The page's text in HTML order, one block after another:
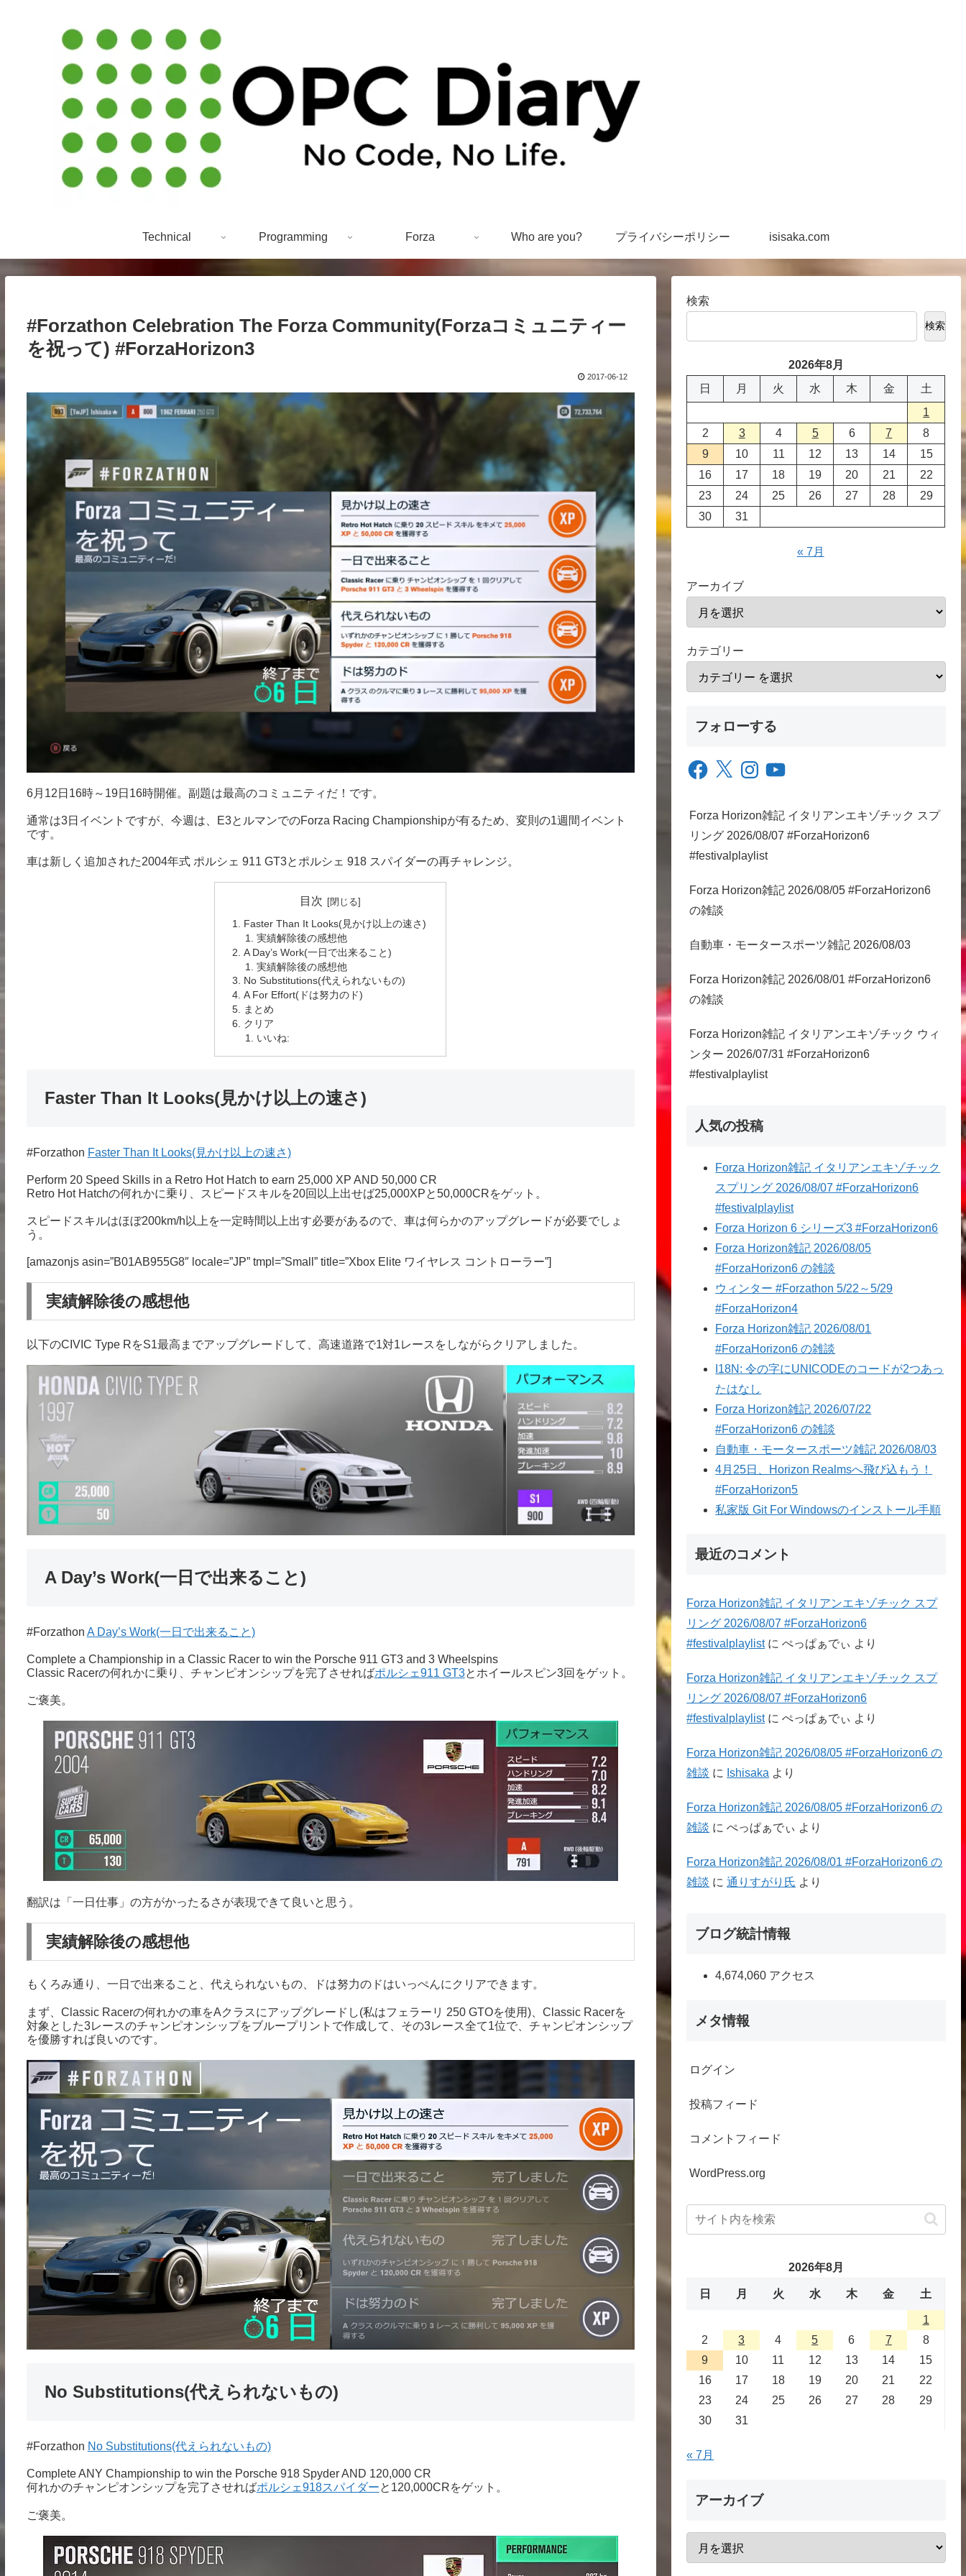
Technical Programming Forza Who are you? プライバシーポリシー isisaka.com
#Forzathon Celebration The Forza Community(Forzaコミュニティー
を祝って) #ForzaHorizon3
2017-06-12
6月12日16時～19日16時開催。副題は最高のコミュニティだ！です。
通常は3日イベントですが、今週は、E3とルマンでのForza Racing Championshipが有るため、変則の1週間イベント
です。
車は新しく追加された2004年式 ポルシェ 911 GT3とポルシェ 918 スパイダーの再チャレンジ。
目次
Faster Than It Looks(見かけ以上の速さ)
実績解除後の感想他
A Day’s Work(一日で出来ること)
実績解除後の感想他
No Substitutions(代えられないもの)
A For Effort(ドは努力のド)
まとめ
クリア
いいね:
Faster Than It Looks(見かけ以上の速さ)
#Forzathon Faster Than It Looks(見かけ以上の速さ)
Perform 20 Speed Skills in a Retro Hot Hatch to earn 25,000 XP AND 50,000 CR
Retro Hot Hatchの何れかに乗り、スピードスキルを20回以上出せば25,000XPと50,000CRをゲット。
スピードスキルはほぼ200km/h以上を一定時間以上出す必要があるので、車は何らかのアップグレードが必要でしょ
う。
[amazonjs asin=”B01AB955G8″ locale=”JP” tmpl=”Small” title=”Xbox Elite ワイヤレス コントローラー”]
実績解除後の感想他
以下のCIVIC Type RをS1最高までアップグレードして、高速道路で1対1レースをしながらクリアしました。
A Day’s Work(一日で出来ること)
#Forzathon A Day’s Work(一日で出来ること)
Complete a Championship in a Classic Racer to win the Porsche 911 GT3 and 3 Wheelspins
Classic Racerの何れかに乗り、チャンピオンシップを完了させればポルシェ911 GT3とホイールスピン3回をゲット。
ご褒美。
翻訳は「一日仕事」の方がかったるさが表現できて良いと思う。
実績解除後の感想他
もくろみ通り、一日で出来ること、代えられないもの、ドは努力のドはいっぺんにクリアできます。
まず、Classic Racerの何れかの車をAクラスにアップグレードし(私はフェラーリ 250 GTOを使用)、Classic Racerを
対象とした3レースのチャンピオンシップをブループリントで作成して、その3レース全て1位で、チャンピオンシップ
を優勝すれば良いのです。
No Substitutions(代えられないもの)
#Forzathon No Substitutions(代えられないもの)
Complete ANY Championship to win the Porsche 918 Spyder AND 120,000 CR
何れかのチャンピオンシップを完了させればポルシェ918スパイダーと120,000CRをゲット。
ご褒美。
検索
検索
2026年8月
日
月 火 水 木 金
土
1
2
3 4 5 6 7
8
9
10 11 12 13 14
15
16
17 18 19 20 21
22
23
24 25 26 27 28
29
30
31
« 7月
アーカイブ
カテゴリー
フォローする
Facebook
X InstagramYouTube
Forza Horizon雑記 イタリアンエキゾチック スプ
リング 2026/08/07 #ForzaHorizon6
#festivalplaylist
Forza Horizon雑記 2026/08/05 #ForzaHorizon6
の雑談
自動車・モータースポーツ雑記 2026/08/03
Forza Horizon雑記 2026/08/01 #ForzaHorizon6
の雑談
Forza Horizon雑記 イタリアンエキゾチック ウィ
ンター 2026/07/31 #ForzaHorizon6
#festivalplaylist
人気の投稿
Forza Horizon雑記 イタリアンエキゾチック
スプリング 2026/08/07 #ForzaHorizon6
#festivalplaylist
Forza Horizon 6 シリーズ3 #ForzaHorizon6
Forza Horizon雑記 2026/08/05
#ForzaHorizon6 の雑談
ウィンター #Forzathon 5/22～5/29
#ForzaHorizon4
Forza Horizon雑記 2026/08/01
#ForzaHorizon6 の雑談
I18N: 令の字にUNICODEのコードが2つあっ
たはなし
Forza Horizon雑記 2026/07/22
#ForzaHorizon6 の雑談
自動車・モータースポーツ雑記 2026/08/03
4月25日、Horizon Realmsへ飛び込もう！
#ForzaHorizon5
私家版 Git For Windowsのインストール手順
最近のコメント
Forza Horizon雑記 イタリアンエキゾチック スプ
リング 2026/08/07 #ForzaHorizon6
#festivalplaylistにぺっぱぁでぃ より
Forza Horizon雑記 イタリアンエキゾチック スプ
リング 2026/08/07 #ForzaHorizon6
#festivalplaylistにぺっぱぁでぃ より
Forza Horizon雑記 2026/08/05 #ForzaHorizon6 の
雑談 に Ishisaka より
Forza Horizon雑記 2026/08/05 #ForzaHorizon6 の
雑談 にぺっぱぁでぃ より
Forza Horizon雑記 2026/08/01 #ForzaHorizon6 の
雑談 に通りすがり氏 より
ブログ統計情報
4,674,060 アクセス
メタ情報
ログイン
投稿フィード
コメントフィード
WordPress.org
2026年8月
日 月 火 水 木 金 土
1
2
3 4 5 6 7
8
9
10 11 12 13 14
15
16
17 18 19 20 21
22
23
24 25 26 27 28
29
30
31
« 7月
アーカイブ